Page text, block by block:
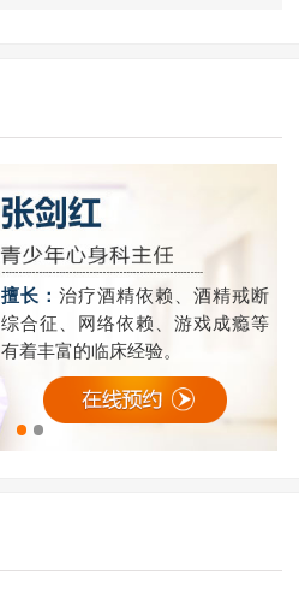
擅长：治疗酒精依赖、酒精戒断
综合征、网络依赖、游戏成瘾等
有着丰富的临床经验。